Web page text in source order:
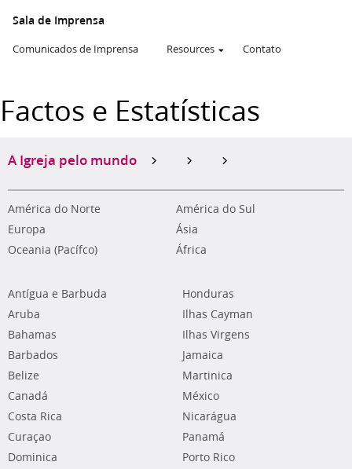
Sala de Imprensa
Comunicados de Imprensa Resources Contato
Factos e Estatísticas
A Igreja pelo mundo
América do Norte
América do Sul
Europa
Ásia
Oceania (Pacífco)
África
Antígua e Barbuda
Aruba
Bahamas
Barbados
Belize
Canadá
Costa Rica
Curaçao
Dominica
Honduras
Ilhas Cayman
Ilhas Virgens
Jamaica
Martinica
México
Nicarágua
Panamá
Porto Rico